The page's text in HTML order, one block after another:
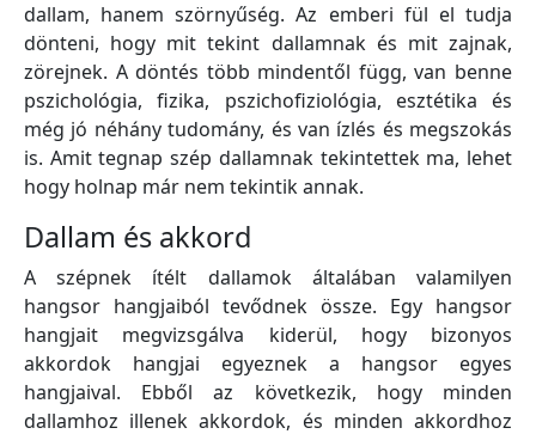
dallam, hanem szörnyűség. Az emberi fül el tudja
dönteni, hogy mit tekint dallamnak és mit zajnak,
zörejnek. A döntés több mindentől függ, van benne
pszichológia, fizika, pszichofiziológia, esztétika és
még jó néhány tudomány, és van ízlés és megszokás
is. Amit tegnap szép dallamnak tekintettek ma, lehet
hogy holnap már nem tekintik annak.
Dallam és akkord
A szépnek ítélt dallamok általában valamilyen
hangsor hangjaiból tevődnek össze. Egy hangsor
hangjait megvizsgálva kiderül, hogy bizonyos
akkordok hangjai egyeznek a hangsor egyes
hangjaival. Ebből az következik, hogy minden
dallamhoz illenek akkordok, és minden akkordhoz